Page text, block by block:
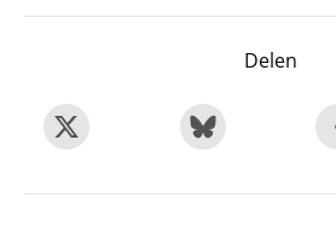
Delen